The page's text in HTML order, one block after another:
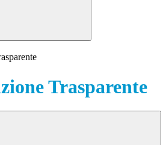
Trasparente